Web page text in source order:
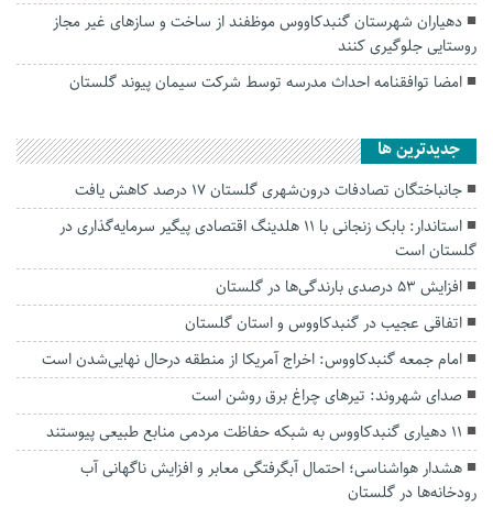
دهیاران شهرستان گنبدکاووس موظفند از ساخت و سازهای غیر مجاز
روستایی جلوگیری کنند
امضا توافقنامه احداث مدرسه توسط شرکت سیمان پیوند گلستان
جديدترين ها
جانباختگان تصادفات درون‌شهری گلستان ۱۷ درصد کاهش یافت
استاندار: بابک زنجانی با ۱۱ هلدینگ اقتصادی پیگیر سرمایه‌گذاری در
گلستان است
افزایش ۵۳ درصدی بارندگی‌ها در گلستان
اتفاقی عجیب در‌ گنبدکاووس و استان گلستان
امام جمعه گنبدکاووس: اخراج آمریکا از منطقه درحال نهایی‌شدن است
صدای شهروند: تیرهای چراغ برق روشن است
۱۱ دهیاری گنبدکاووس به شبکه حفاظت مردمی منابع طبیعی پیوستند
هشدار هواشناسی؛ احتمال آبگرفتگی معابر و افزایش ناگهانی آب
رودخانه‌ها در گلستان